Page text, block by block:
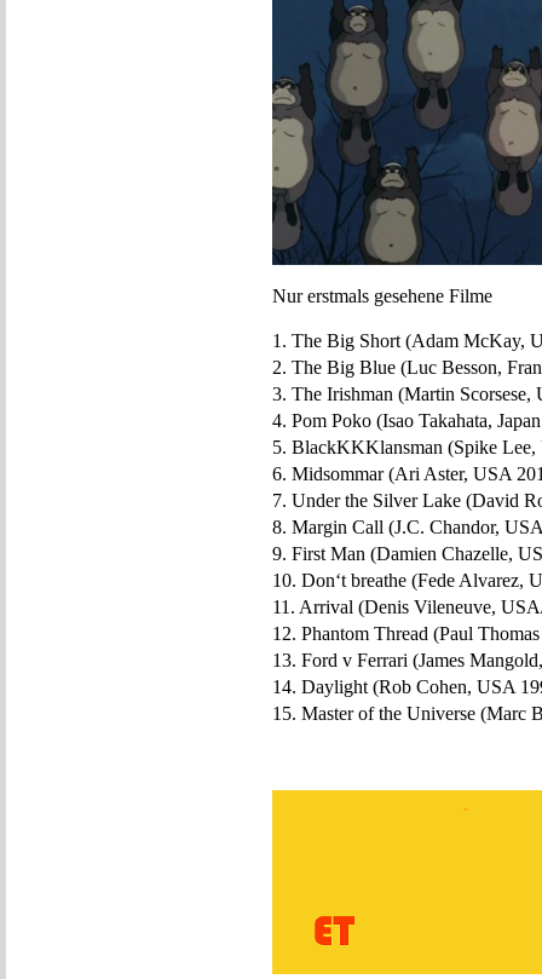
Nur erstmals gesehene Filme
1. The Big Short (Adam McKay,
2. The Big Blue (Luc Besson,
3. The Irishman (Martin Scorsese,
4. Pom Poko (Isao Takahata,
5. BlackKKKlansman (Spike Lee,
6. Midsommar (Ari Aster, USA
7. Under the Silver Lake (David
8. Margin Call (J.C. Chandor,
9. First Man (Damien Chazelle,
10. Don‘t breathe (Fede Alvarez,
11. Arrival (Denis Vileneuve,
12. Phantom Thread (Paul
13. Ford v Ferrari (James
14. Daylight (Rob Cohen, USA
15. Master of the Universe (Marc